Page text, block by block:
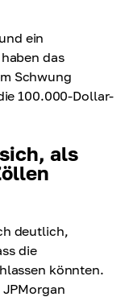
ein
das
Schwung
100.000-Dollar-
als
deutlich,
die
könnten.